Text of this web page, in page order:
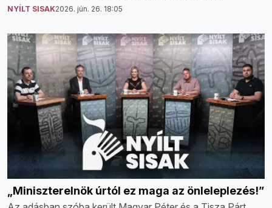
NYÍLT SISAK2026. jún. 26. 18:05
„Miniszterelnök úrtól ez maga az önleleplezés!”